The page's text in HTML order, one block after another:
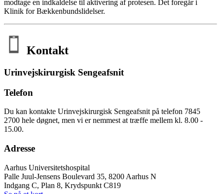
modtage en indkaldelse til aktivering af protesen. Det foregår i
Klinik for Bækkenbundslidelser.
Kontakt
Urinvejskirurgisk Sengeafsnit
Telefon
Du kan kontakte Urinvejskirurgisk Sengeafsnit på telefon 7845
2700 hele døgnet, men vi er nemmest at træffe mellem kl. 8.00 -
15.00.
Adresse
Aarhus Universitetshospital
Palle Juul-Jensens Boulevard 35, 8200 Aarhus N
Indgang C, Plan 8, Krydspunkt C819